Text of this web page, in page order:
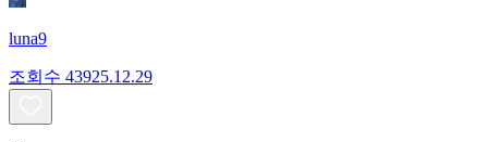
luna9
조회수 43925.12.29